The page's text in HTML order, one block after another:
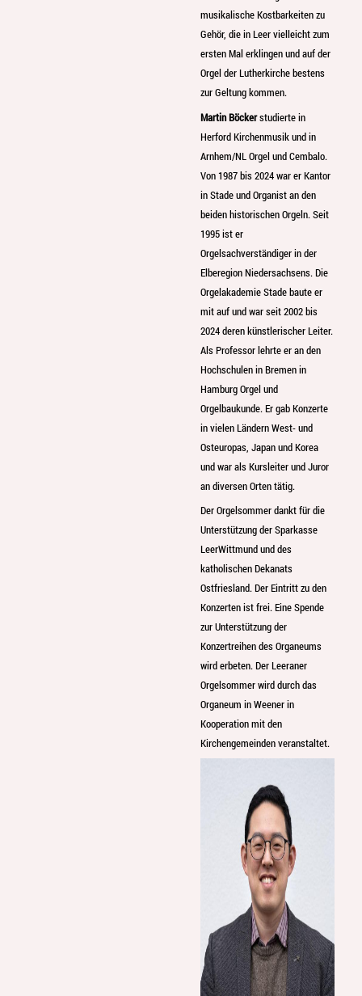
musikalische Kostbarkeiten zu
Gehör, die in Leer vielleicht zum
ersten Mal erklingen und auf der
Orgel der Lutherkirche bestens
zur Geltung kommen.
Martin Böckerstudierte in
Herford Kirchenmusik und in
Arnhem/NL Orgel und Cembalo.
Von 1987 bis 2024 war er Kantor
in Stade und Organist an den
beiden historischen Orgeln. Seit
1995 ist er
Orgelsachverständiger in der
Elberegion Niedersachsens. Die
Orgelakademie Stade baute er
mit auf und war seit 2002 bis
2024 deren künstlerischer Leiter.
Als Professor lehrte er an den
Hochschulen in Bremen in
Hamburg Orgel und
Orgelbaukunde. Er gab Konzerte
in vielen Ländern West- und
Osteuropas, Japan und Korea
und war als Kursleiter und Juror
an diversen Orten tätig.
Der Orgelsommer dankt für die
Unterstützung der Sparkasse
LeerWittmund und des
katholischen Dekanats
Ostfriesland. Der Eintritt zu den
Konzerten ist frei. Eine Spende
zur Unterstützung der
Konzertreihen des Organeums
wird erbeten. Der Leeraner
Orgelsommer wird durch das
Organeum in Weener in
Kooperation mit den
Kirchengemeinden veranstaltet.